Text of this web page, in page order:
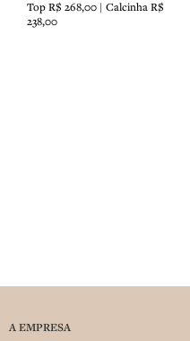
Top R$ 268,00 | Calcinha R$
238,00
A EMPRESA